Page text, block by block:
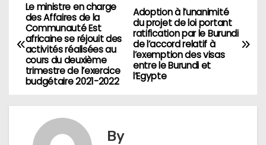
Navigation
de
l’article
Adoption à l’unanimité
du projet de loi portant
ratification par le Burundi
de l’accord relatif à
l’exemption des visas
entre le Burundi et
l’Egypte
Le ministre en charge
des Affaires de la
Communauté Est
africaine se réjouit des
activités réalisées au
cours du deuxième
trimestre de l’exercice
budgétaire 2021-2022
By